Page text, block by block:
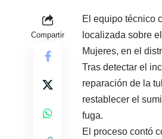
Compartir
El equipo técnico
localizada sobre
Mujeres, en el
Tras detectar el
reparación de la
restablecer el
fuga.
El proceso contó